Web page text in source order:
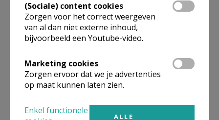
Secretaris-intendant
De heerCédricPauwels
Kardinaal Cardijnplantsoen 6
1020 Laken
(Sociale) content cookies
Zorgen voor het correct weergeven
van al dan niet externe inhoud,
bijvoorbeeld een Youtube-video.
Marketing cookies
Zorgen ervoor dat we je advertenties
op maat kunnen laten zien.
Enkel functionele
ALLE